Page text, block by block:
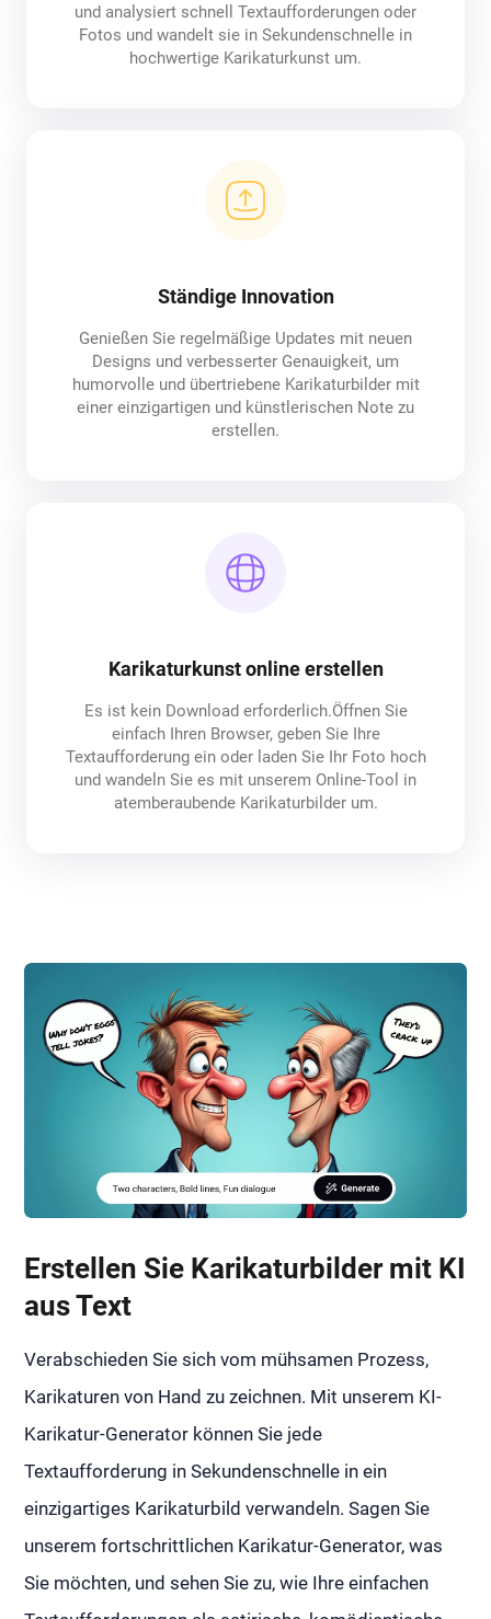
und analysiert schnell Textaufforderungen oder
Fotos und wandelt sie in Sekundenschnelle in
hochwertige Karikaturkunst um.
Ständige Innovation
Genießen Sie regelmäßige Updates mit neuen
Designs und verbesserter Genauigkeit, um
humorvolle und übertriebene Karikaturbilder mit
einer einzigartigen und künstlerischen Note zu
erstellen.
Karikaturkunst online erstellen
Es ist kein Download erforderlich.Öffnen Sie
einfach Ihren Browser, geben Sie Ihre
Textaufforderung ein oder laden Sie Ihr Foto hoch
und wandeln Sie es mit unserem Online-Tool in
atemberaubende Karikaturbilder um.
Erstellen Sie Karikaturbilder mit KI
aus Text
Verabschieden Sie sich vom mühsamen Prozess,
Karikaturen von Hand zu zeichnen. Mit unserem KI-
Karikatur-Generator können Sie jede
Textaufforderung in Sekundenschnelle in ein
einzigartiges Karikaturbild verwandeln. Sagen Sie
unserem fortschrittlichen Karikatur-Generator, was
Sie möchten, und sehen Sie zu, wie Ihre einfachen